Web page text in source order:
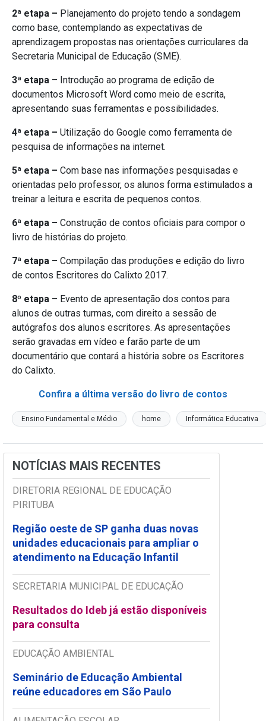
2ª etapa – Planejamento do projeto tendo a sondagem
como base, contemplando as expectativas de
aprendizagem propostas nas orientações curriculares da
Secretaria Municipal de Educação (SME).
3ª etapa – Introdução ao programa de edição de
documentos Microsoft Word como meio de escrita,
apresentando suas ferramentas e possibilidades.
4ª etapa – Utilização do Google como ferramenta de
pesquisa de informações na internet.
5ª etapa – Com base nas informações pesquisadas e
orientadas pelo professor, os alunos forma estimulados a
treinar a leitura e escrita de pequenos contos.
6ª etapa – Construção de contos oficiais para compor o
livro de histórias do projeto.
7ª etapa – Compilação das produções e edição do livro
de contos Escritores do Calixto 2017.
8º etapa – Evento de apresentação dos contos para
alunos de outras turmas, com direito a sessão de
autógrafos dos alunos escritores. As apresentações
serão gravadas em vídeo e farão parte de um
documentário que contará a história sobre os Escritores
do Calixto.
Confira a última versão do livro de contos
Ensino Fundamental e Médio home Informática Educativa
NOTÍCIAS MAIS RECENTES
DIRETORIA REGIONAL DE EDUCAÇÃO
PIRITUBA
Região oeste de SP ganha duas novas
unidades educacionais para ampliar o
atendimento na Educação Infantil
SECRETARIA MUNICIPAL DE EDUCAÇÃO
Resultados do Ideb já estão disponíveis
para consulta
EDUCAÇÃO AMBIENTAL
Seminário de Educação Ambiental
reúne educadores em São Paulo